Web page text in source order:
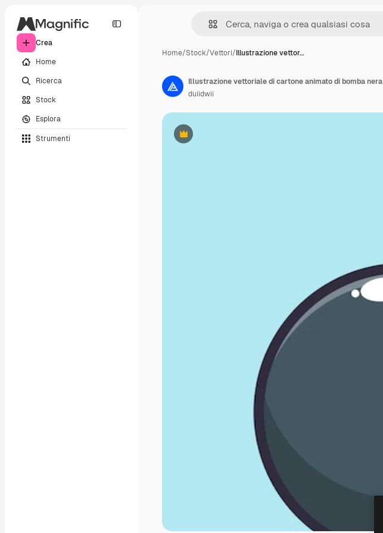
Crea
Home
Ricerca
Stock
Esplora
Strumenti
Home/Stock/Vettori/Illustrazione vettor…
Premium
Illustrazione vettoriale di cartone animato di bomba nera
duiidwii